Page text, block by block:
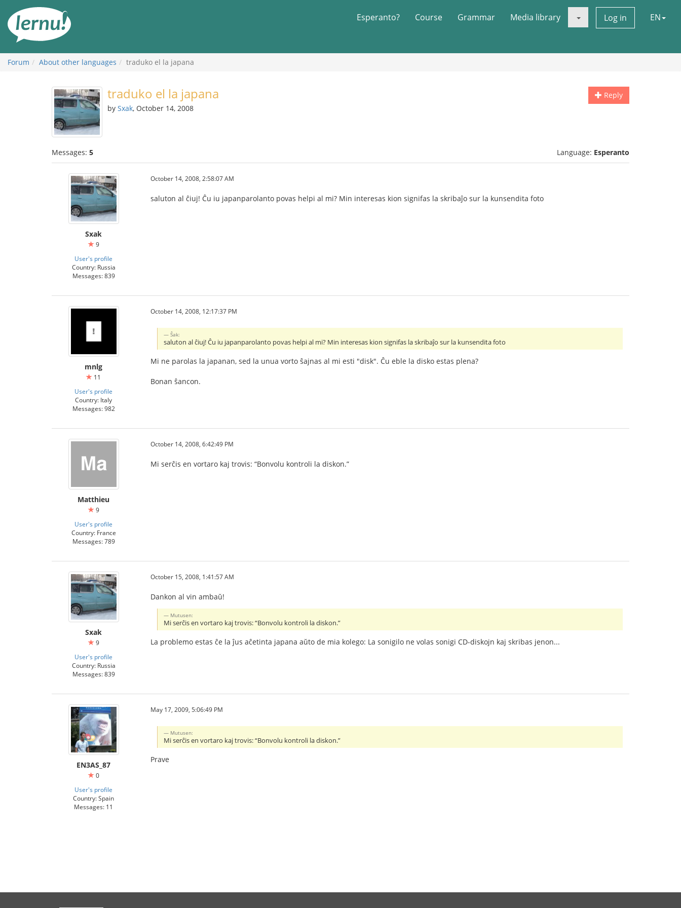
the
content
Esperanto? Course Grammar Media library Log in EN
Forum About other languages traduko el la japana
Reply
traduko el la japana
by Sxak, October 14, 2008
Messages: 5 Language: Esperanto
Sxak
9
User's profile
Country: Russia
Messages: 839
October 14, 2008, 2:58:07 AM
saluton al ĉiuj! Ĉu iu japanparolanto povas helpi al mi? Min interesas kion signifas la skribaĵo sur la kunsendita foto
mnlg
11
User's profile
Country: Italy
Messages: 982
October 14, 2008, 12:17:37 PM
Ŝak:
saluton al ĉiuj! Ĉu iu japanparolanto povas helpi al mi? Min interesas kion signifas la skribaĵo sur la kunsendita foto
Mi ne parolas la japanan, sed la unua vorto ŝajnas al mi esti "disk". Ĉu eble la disko estas plena?
Bonan ŝancon.
Matthieu
9
User's profile
Country: France
Messages: 789
October 14, 2008, 6:42:49 PM
Mi serĉis en vortaro kaj trovis: “Bonvolu kontroli la diskon.”
Sxak
9
User's profile
Country: Russia
Messages: 839
October 15, 2008, 1:41:57 AM
Dankon al vin ambaŭ!
Mutusen:
Mi serĉis en vortaro kaj trovis: “Bonvolu kontroli la diskon.”
La problemo estas ĉe la ĵus aĉetinta japana aŭto de mia kolego: La sonigilo ne volas sonigi CD-diskojn kaj skribas jenon...
EN3AS_87
0
User's profile
Country: Spain
Messages: 11
May 17, 2009, 5:06:49 PM
Mutusen:
Mi serĉis en vortaro kaj trovis: “Bonvolu kontroli la diskon.”
Prave